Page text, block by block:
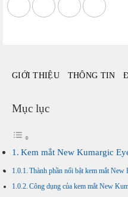
20g
lượng
GIỚI THIỆU THÔNG TIN
Mục lục
Kem mắt New Kumargic
Thành phần nổi bật kem mắt
Công dụng của kem mắt New